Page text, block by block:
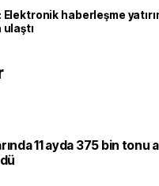
haberleşme
11 ayda 375 bin tonu